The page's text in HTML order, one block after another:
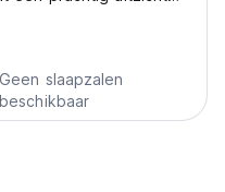
schoonheid van de
frisse berglucht.
Geen slaapzalen
beschikbaar